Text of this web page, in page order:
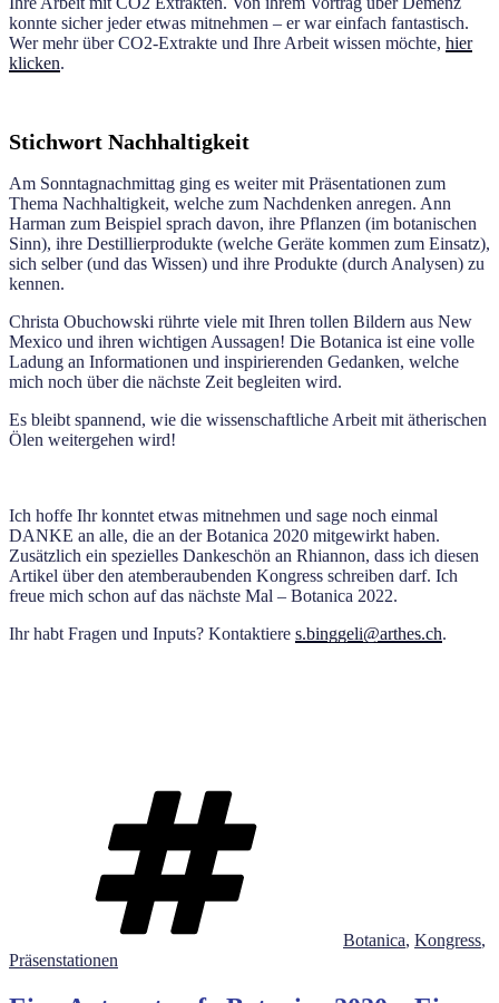
konnte sicher jeder etwas mitnehmen – er war einfach fantastisch.
Wer mehr über CO2-Extrakte und Ihre Arbeit wissen möchte, hier
klicken.
Stichwort Nachhaltigkeit
Am Sonntagnachmittag ging es weiter mit Präsentationen zum
Thema Nachhaltigkeit, welche zum Nachdenken anregen. Ann
Harman zum Beispiel sprach davon, ihre Pflanzen (im botanischen
Sinn), ihre Destillierprodukte (welche Geräte kommen zum Einsatz),
sich selber (und das Wissen) und ihre Produkte (durch Analysen) zu
kennen.
Christa Obuchowski rührte viele mit Ihren tollen Bildern aus New
Mexico und ihren wichtigen Aussagen! Die Botanica ist eine volle
Ladung an Informationen und inspirierenden Gedanken, welche
mich noch über die nächste Zeit begleiten wird.
Es bleibt spannend, wie die wissenschaftliche Arbeit mit ätherischen
Ölen weitergehen wird!
Ich hoffe Ihr konntet etwas mitnehmen und sage noch einmal
DANKE an alle, die an der Botanica 2020 mitgewirkt haben.
Zusätzlich ein spezielles Dankeschön an Rhiannon, dass ich diesen
Artikel über den atemberaubenden Kongress schreiben darf. Ich
freue mich schon auf das nächste Mal – Botanica 2022.
Ihr habt Fragen und Inputs? Kontaktiere s.binggeli@arthes.ch.
Botanica, Kongress,
Präsenstationen